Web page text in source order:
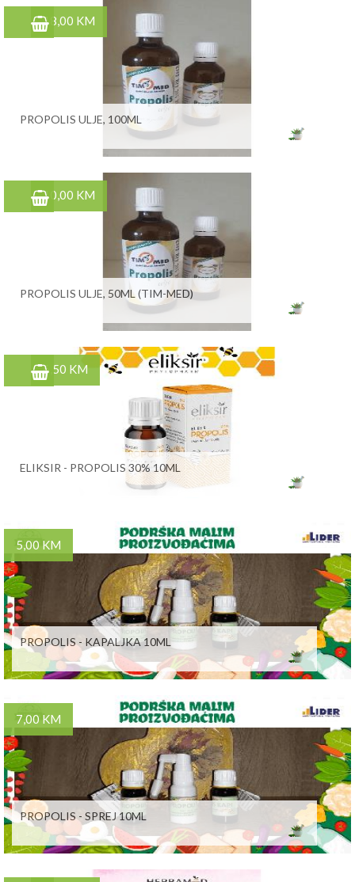
18,00 KM
PROPOLIS ULJE, 100ML
10,00 KM
PROPOLIS ULJE, 50ML (TIM-MED)
6,50 KM
ELIKSIR - PROPOLIS 30% 10ML
5,00 KM
PROPOLIS - KAPALJKA 10ML
7,00 KM
PROPOLIS - SPREJ 10ML